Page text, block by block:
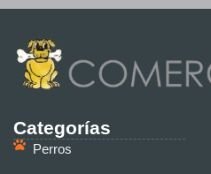
Categorías
Perros